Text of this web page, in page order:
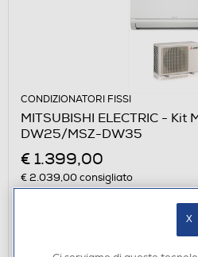
CONDIZIONATORI FISSI
MITSUBISHI ELECTRIC - Kit MXZ-2HA40/MSZ-
DW25/MSZ-DW35
€ 1.399,00
€ 2.039,00consigliato
Ritiro in negozio in 30' gratuito:
X